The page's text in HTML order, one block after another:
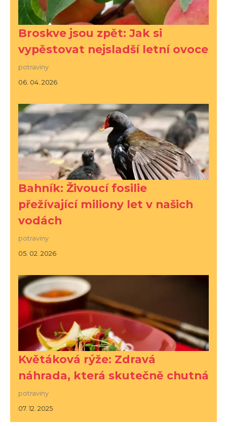
Broskve jsou zpět: Jak si
vypěstovat nejsladší letní ovoce
potraviny
06. 04. 2026
Bahník: Živoucí fosilie
přežívající miliony let v našich
vodách
potraviny
05. 02. 2026
Květáková rýže: Zdravá
náhrada, která skutečně chutná
potraviny
07. 12. 2025